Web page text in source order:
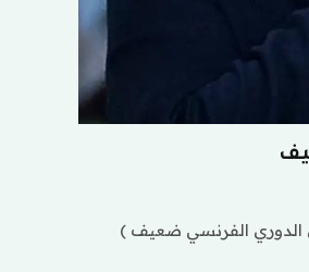
الدوري الفرنسي ضعيف )